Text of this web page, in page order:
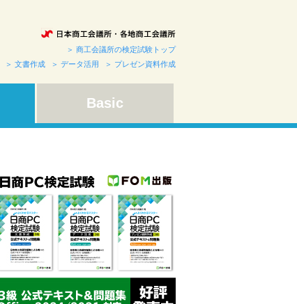
＞ 商工会議所の検定試験トップ
＞ 文書作成 ＞ データ活用 ＞ プレゼン資料作成
Basic